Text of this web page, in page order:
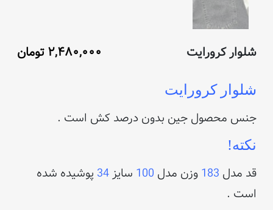
شلوار کرورایت ۲,۴۸۰,۰۰۰ تومان
شلوار کرورایت
جنس محصول جین بدون درصد کش است .
نکته!
قد مدل 183 وزن مدل 100 سایز34 پوشیده شده
است .